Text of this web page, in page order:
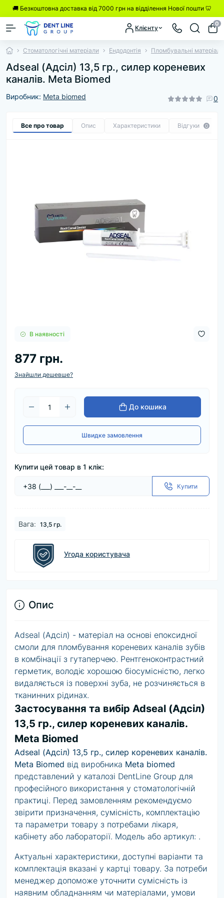
🚚 Безкоштовна доставка від 7000 грн на відділення Нової пошти 🦷
Клієнту
0
Стоматологічні матеріали Ендодонтія Пломбувальні
Adseal (Адсіл) 13,5 гр., силер кореневих
каналів. Meta Biomed
Виробник: Meta biomed 0
Все про товар Опис Характеристики Відгуки 0
В наявності
877 грн.
Знайшли дешевше?
До кошика
Швидке замовлення
Купити цей товар в 1 клік:
Купити
Baга: 13,5 гр.
Угода користувача
Опис
Adseal (Адсіл) - матеріал на основі епоксидної
смоли для пломбування кореневих каналів зубів
в комбінації з гутаперчею. Рентгеноконтрастний
герметик, володіє хорошою біосумісністю, легко
видаляється із поверхні зуба, не розчиняється в
тканинних рідинах.
Застосування та вибір Adseal (Адсіл)
13,5 гр., силер кореневих каналів.
Meta Biomed
Adseal (Адсіл) 13,5 гр., силер кореневих каналів.
Meta Biomed від виробника Meta biomed
представлений у каталозі DentLine Group для
професійного використання у стоматологічній
практиці. Перед замовленням рекомендуємо
звірити призначення, сумісність, комплектацію
та параметри товару з потребами лікаря,
кабінету або лабораторії. Модель або артикул: .
Актуальні характеристики, доступні варіанти та
комплектація вказані у картці товару. За потреби
менеджер допоможе уточнити сумісність із
наявним обладнанням чи матеріалами, умови